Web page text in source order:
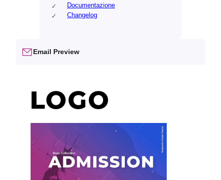
Email Preview
Documentazione
Changelog